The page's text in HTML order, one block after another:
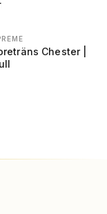
Chester |